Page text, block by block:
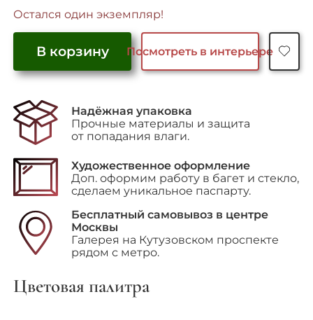
35,000 ₽.
Остался один экземпляр!
"Le
Square
Notre
Dame
(Сквер
перед
Дам)"
В корзину Посмотреть в интерьере
Надёжная упаковка
Прочные материалы и защита
от попадания влаги.
Художественное оформление
Доп. оформим работу в багет и стекло,
сделаем уникальное паспарту.
Бесплатный самовывоз в центре
Москвы
Галерея на Кутузовском проспекте
рядом с метро.
Цветовая палитра